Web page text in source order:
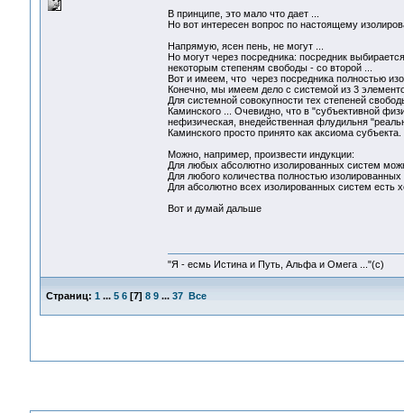
В принципе, это мало что дает ...
Но вот интересен вопрос по настоящему
Напрямую, ясен пень, не могут ...
Но могут через посредника: посредник
некоторым степеням свободы - со второй ...
Вот и имеем, что через посредника полностью
Конечно, мы имеем дело с системой из 3
Для системной совокупности тех степеней
Каминского ... Очевидно, что в "субъективной
нефизическая, внедейственная флудильня
Каминского просто принято как аксиома субъекта.
Можно, например, произвести индукции:
Для любых абсолютно изолированных систем
Для любого количества полностью
Для абсолютно всех изолированных систем
Вот и думай дальше
"Я - есмь Истина и Путь, Альфа и Омега ..."(с)
Страниц: 1 ... 5 6[7] 8 9 ... 37 Все